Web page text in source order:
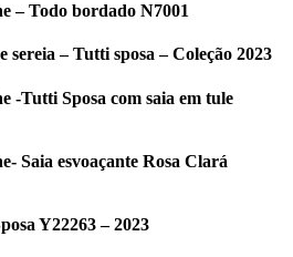
– Todo bordado N7001
sereia – Tutti sposa – Coleção 2023
-Tutti Sposa com saia em tule
Saia esvoaçante Rosa Clará
Y22263 – 2023